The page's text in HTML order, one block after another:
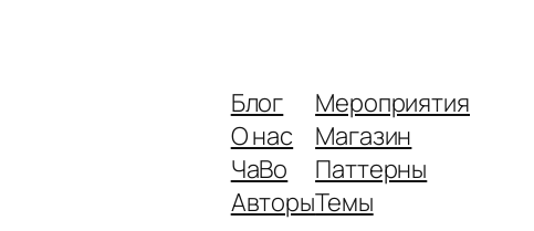
Блог
О нас
ЧаВо
Авторы
Мероприятия
Магазин
Паттерны
Темы